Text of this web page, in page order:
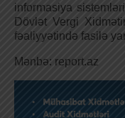
informasiya
Dövlət Vergi
fəaliyyətində fasilə
Mənbə: report.az